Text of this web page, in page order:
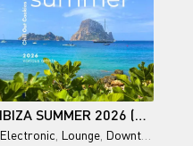
IBIZA SUMMER 2026 (CHILL OUT COOKIES FROM THE HEART)
Electronic Lounge Downtempo